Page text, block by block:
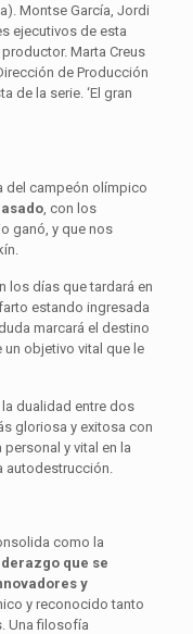
Montse García, Jordi
ejecutivos de esta
Marta Creus
de Producción
de la serie. ‘El gran
del campeón olímpico
, con los
ganó, y que nos
los días que tardará en
estando ingresada
marcará el destino
un objetivo vital que le
dualidad entre dos
gloriosa y exitosa con
y vital en la
autodestrucción.
como la
que se
y
y reconocido tanto
Una filosofía